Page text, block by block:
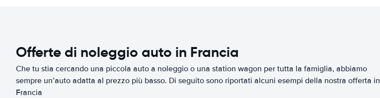
Offerte di noleggio auto in Francia
Che tu stia cercando una piccola auto a noleggio o una station wagon per tutta la famiglia, abbiamo
sempre un’auto adatta al prezzo più basso. Di seguito sono riportati alcuni esempi della nostra offerta in
Francia